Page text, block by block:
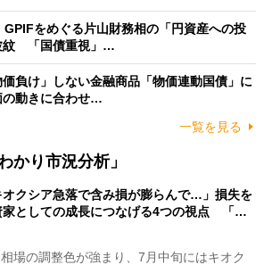
GPIFをめぐる片山財務相の「円資産への投
紋 「国債重視」…
負け」しない金融商品「物価連動国債」に
動きに合わせ…
一覧を見る
かり市況分析」
オクシア急落で含み損が膨らんで…」損失を
家としての成長につなげる4つの視点 「…
場の調整色が強まり、7月中旬にはキオク